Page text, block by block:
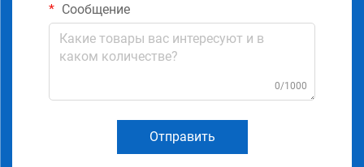
Сообщение
0/1000
Отправить